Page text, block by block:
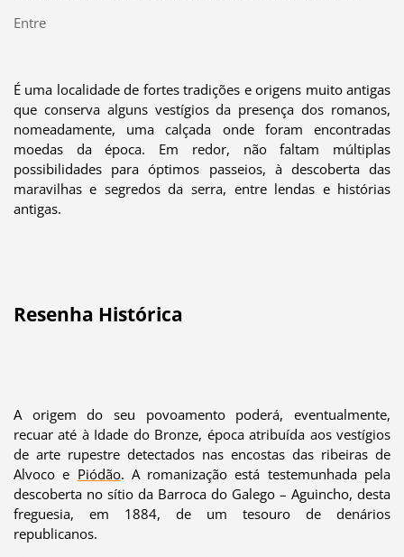
Entre
É uma localidade de fortes tradições e origens muito antigas
que conserva alguns vestígios da presença dos romanos,
nomeadamente, uma calçada onde foram encontradas
moedas da época. Em redor, não faltam múltiplas
possibilidades para óptimos passeios, à descoberta das
maravilhas e segredos da serra, entre lendas e histórias
antigas.
Resenha Histórica
A origem do seu povoamento poderá, eventualmente,
recuar até à Idade do Bronze, época atribuída aos vestígios
de arte rupestre detectados nas encostas das ribeiras de
Alvoco e Piódão. A romanização está testemunhada pela
descoberta no sítio da Barroca do Galego – Aguincho, desta
freguesia, em 1884, de um tesouro de denários
republicanos.